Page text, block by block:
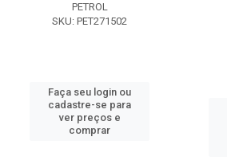
PETROL
SKU: PET271502
Faça seu login ou
cadastre-se para
ver preços e
comprar